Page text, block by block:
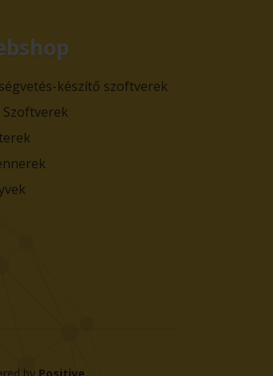
készítő szoftverek
Szoftverek